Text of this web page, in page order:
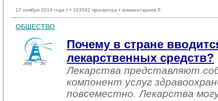
17 ноября 2014 года • • 163562 просмотра • комментариев 0
ОБЩЕСТВО
Почему в стране
лекарственных средств?
Лекарства представляют
компонент услуг
повсеместно. Лекарства